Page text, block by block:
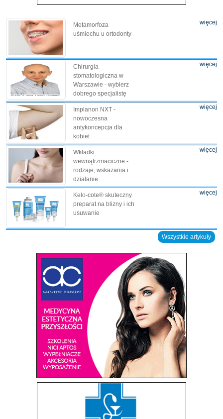
Metamorfoza
uśmiechu u ortodonty
więcej
Chirurgia
stomatologiczna w
Warszawie - wybierz
dobrego specjalistę
więcej
Implanon NXT -
nowoczesna
antykoncepcja dla
kobiet
więcej
Wkładki
wewnątrzmaciczne -
rodzaje, wskazania i
działanie
więcej
Kelo-cote® skuteczny
preparat na blizny i ich
usuwanie
więcej
Wszystkie artykuły